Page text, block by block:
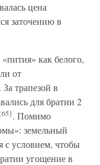
цена
заточению в
как белого,
от
трапезой в
для братии 2
. Помимо
земельный
с условием, чтобы
угощение в